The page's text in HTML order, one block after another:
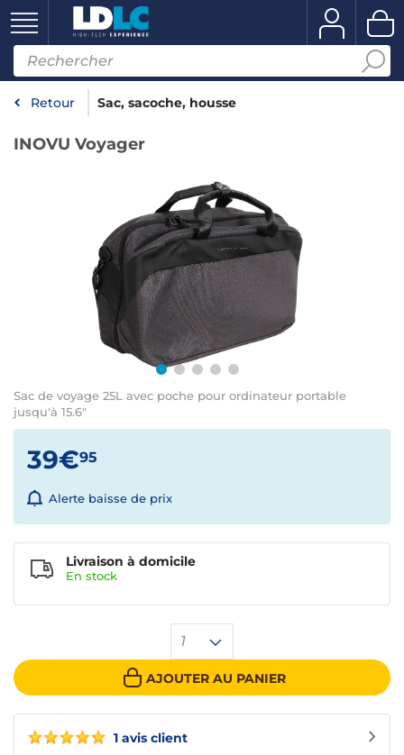
Retour Sac, sacoche, housse
INOVU Voyager
Sac de voyage 25L avec poche pour ordinateur portable
jusqu'à 15.6"
1 avis client
39€95
Alerte baisse de prix
1
AJOUTER AU PANIER
Livraison à domicile
En stock